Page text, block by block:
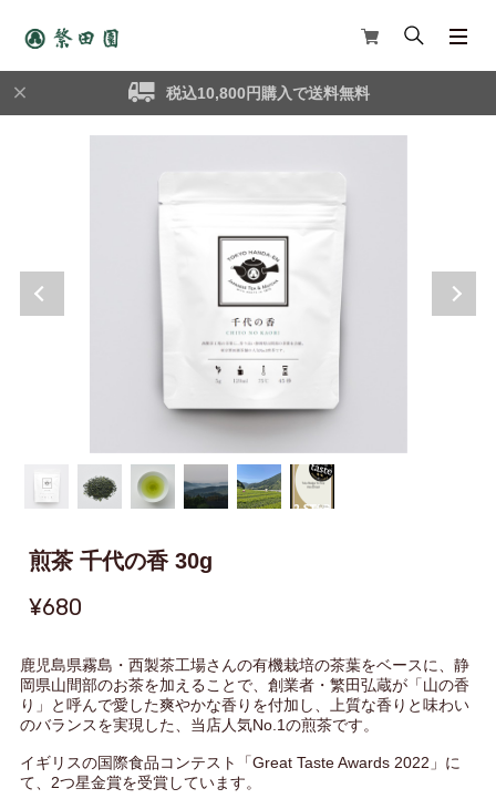
税込10,800円購入で送料無料
煎茶 千代の香 30g
¥680
鹿児島県霧島・西製茶工場さんの有機栽培の茶葉をベースに、静
岡県山間部のお茶を加えることで、創業者・繁田弘蔵が「山の香
り」と呼んで愛した爽やかな香りを付加し、上質な香りと味わい
のバランスを実現した、当店人気No.1の煎茶です。
イギリスの国際食品コンテスト「Great Taste Awards 2022」に
て、2つ星金賞を受賞しています。